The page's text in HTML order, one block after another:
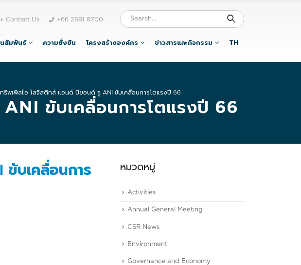
Contact Us +66 2681 8700
สัมพันธ์ ความยั่งยืน โครงสร้างองค์กร ข่าวสารและกิจกรรม TH
ทริพเพิลไอ โลจิสติกส์ แอนด์ บียอนด์ ชู ANI ขับเคลื่อนการโตแรงปี 66
ขับเคลื่อนการโตแรงปี 66
บเคลื่อนการ
หมวดหมู่
Activities
Annual General Meeting
CSR News
Environment
Governance and Economy